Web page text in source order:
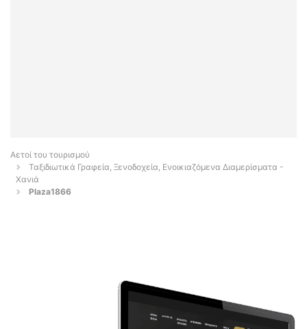
Αετοί του τουρισμού
Ταξιδιωτικά Γραφεία, Ξενοδοχεία, Ενοικιαζόμενα Διαμερίσματα -
Χανιά
Plaza1866